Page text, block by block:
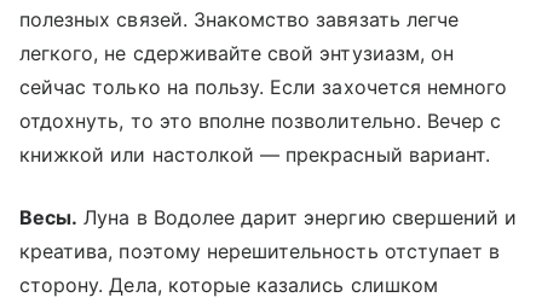
полезных связей. Знакомство завязать легче
легкого, не сдерживайте свой энтузиазм, он
сейчас только на пользу. Если захочется немного
отдохнуть, то это вполне позволительно. Вечер с
книжкой или настолкой — прекрасный вариант.
Весы. Луна в Водолее дарит энергию свершений и
креатива, поэтому нерешительность отступает в
сторону. Дела, которые казались слишком